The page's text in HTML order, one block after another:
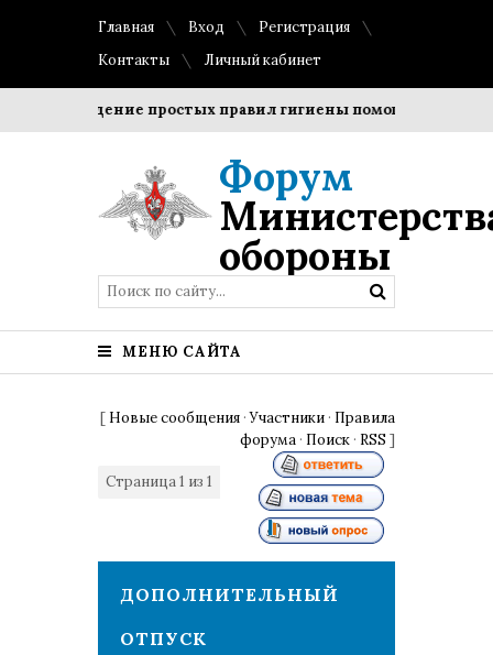
Главная Вход
Регистрация
Контакты
Личный кабинет
Соблюдение простых правил гигиены помогает
Форум
обороны
МЕНЮ САЙТА
[ Новые сообщения ·Участники · Правила
форума · Поиск · RSS ]
Страница1 из 1
ДОПОЛНИТЕЛЬНЫЙ
ОТПУСК